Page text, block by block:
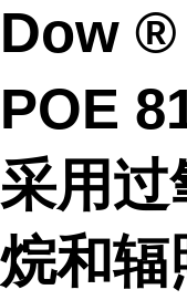
Dow ®
POE
采用过
烷和辐